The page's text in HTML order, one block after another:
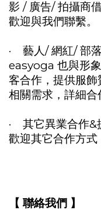
影 / 廣告/ 拍攝商
歡迎與我們聯繫。
· 藝人/ 網紅/ 部
easyoga 也與形
客合作，提供服
相關需求，詳細合
· 其它異業合作&
歡迎其它合作方式
【 聯絡我們 】